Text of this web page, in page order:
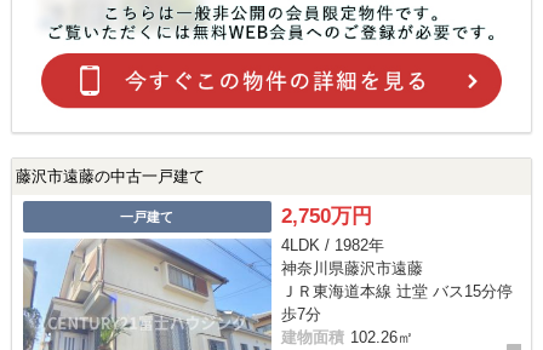
藤沢市遠藤の中古一戸建て
一戸建て 2,750万円
4LDK / 1982年
神奈川県藤沢市遠藤
ＪＲ東海道本線 辻堂 バス15分停
歩7分
建物面積 102.26㎡